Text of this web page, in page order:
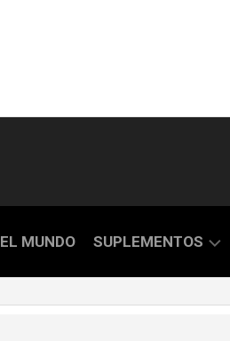
EL MUNDO SUPLEMENTOS